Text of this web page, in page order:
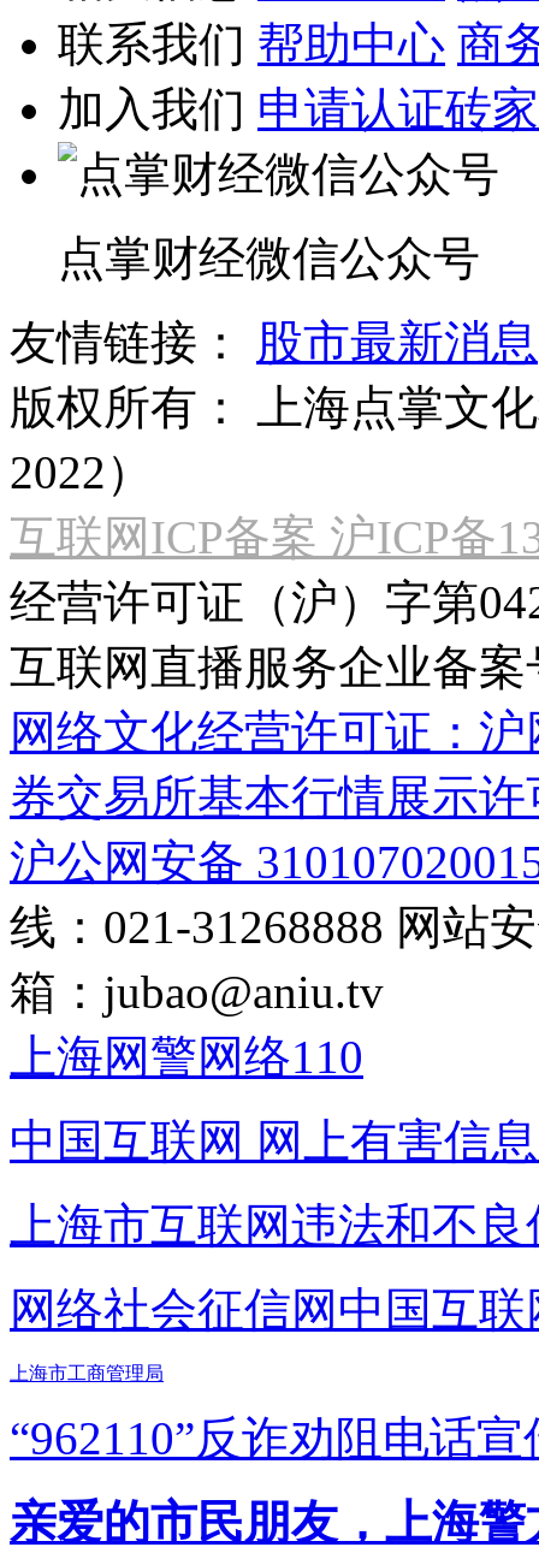
联系我们 帮助中心 商
加入我们 申请认证砖家
点掌财经微信公众号
友情链接：
股市最新消息
版权所有：
上海点掌文
2022）
互联网ICP备案 沪ICP备
经营许可证（沪）字第
互联网直播服务企业备案
网络文化经营许可证：
券交易所基本行情展示许
沪公网安备
线：021-31268888 网站
箱： jubao@aniu.tv
上海网警网络110
中国互联网 网上有害信
上海市互联网违法和不
网络社会征信网 中国互
上海市工商管理局
“962110”反诈劝阻电话宣
亲爱的市民朋友，上海